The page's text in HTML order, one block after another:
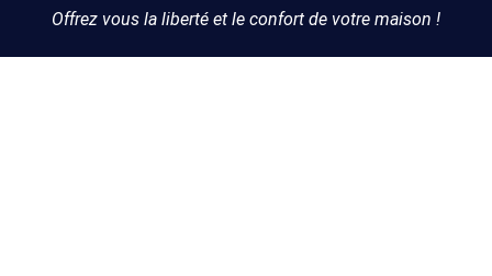
Offrez vous la liberté et le confort de votre maison !